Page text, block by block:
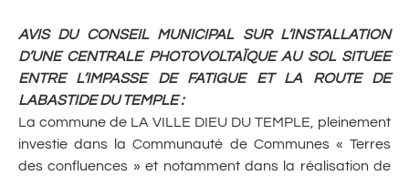
AVIS DU CONSEIL MUNICIPAL SUR L’INSTALLATION
D’UNE CENTRALE PHOTOVOLTAÏQUE AU SOL SITUEE
ENTRE L’IMPASSE DE FATIGUE ET LA ROUTE DE
LABASTIDE DU TEMPLE:
La commune de LA VILLE DIEU DU TEMPLE, pleinement
investie dans la Communauté de Communes « Terres
des confluences » et notamment dans la réalisation de